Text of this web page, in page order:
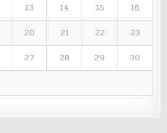
13 14 15
16
20 21 22
23
27 28 29
30